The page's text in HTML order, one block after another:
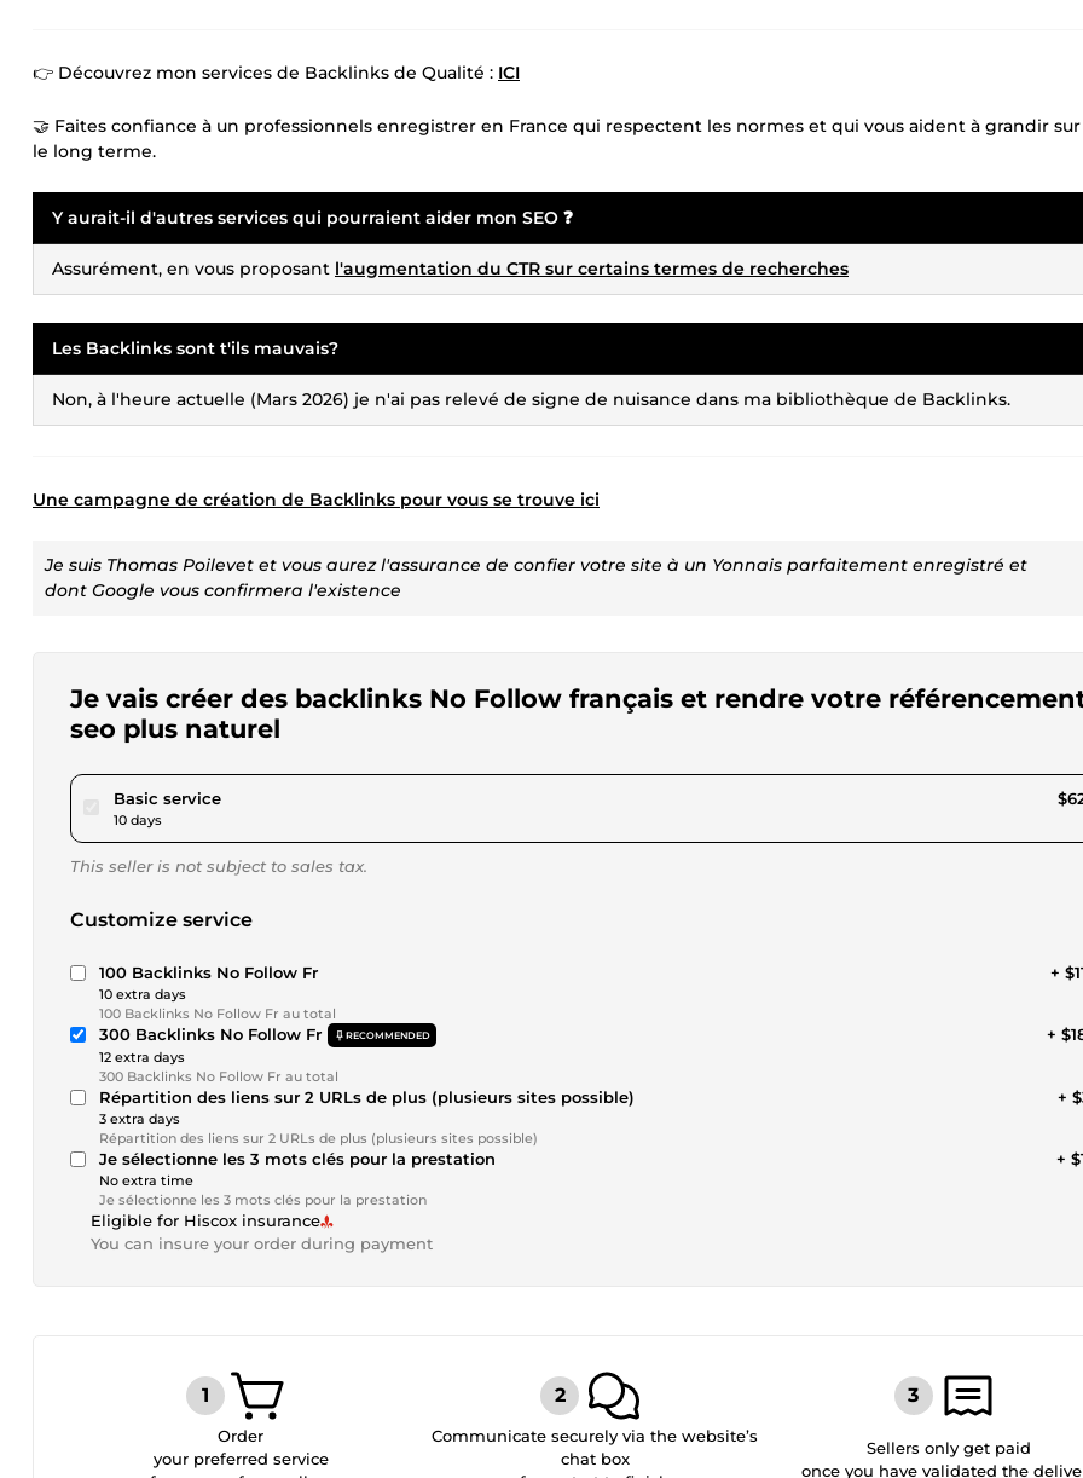
👉 Découvrez mon services de Backlinks de Qualité : ICI
🤝 Faites confiance à un professionnels enregistrer en France qui respectent les normes et qui vous aident à grandir sur
le long terme.
Y aurait-il d'autres services qui pourraient aider mon SEO ❓
Assurément, en vous proposant l'augmentation du CTR sur certains termes de recherches
Les Backlinks sont t'ils mauvais?
Non, à l'heure actuelle (Mars 2026) je n'ai pas relevé de signe de nuisance dans ma bibliothèque de Backlinks.
Une campagne de création de Backlinks pour vous se trouve ici
Je suis Thomas Poilevet et vous aurez l'assurance de confier votre site à un Yonnais parfaitement enregistré et
dont Google vous confirmera l'existence
Je vais créer des backlinks No Follow français et rendre votre
seo plus naturel
Basic servicepour $57.62
10 days
This seller is not subject to sales tax.
Customize service
100 Backlinks No Follow Fr
10 extra days
100 Backlinks No Follow Fr au total
+
300 Backlinks No Follow Fr RECOMMENDED
12 extra days
300 Backlinks No Follow Fr au total
+
Répartition des liens sur 2 URLs de plus (plusieurs sites possible)
3 extra days
Répartition des liens sur 2 URLs de plus (plusieurs sites possible)
+
Je sélectionne les 3 mots clés pour la prestation
No extra time
Je sélectionne les 3 mots clés pour la prestation
+
Eligible for Hiscox insurance
You can insure your order during payment
Order
your preferred service
Communicate securely via the website’s
chat box
Sellers only get paid
once you have validated the